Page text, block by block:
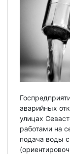
аварийных
улицах
работами на
подача воды